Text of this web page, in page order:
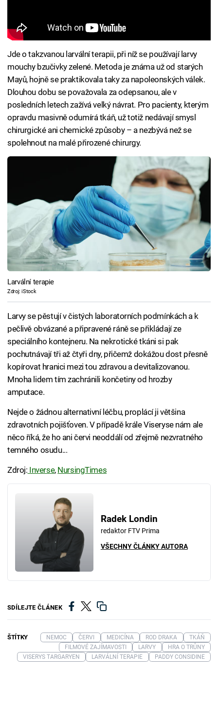
Jde o takzvanou larvální terapii, při níž se používají larvy
mouchy bzučivky zelené. Metoda je známa už od starých
Mayů, hojně se praktikovala taky za napoleonských válek.
Dlouhou dobu se považovala za odepsanou, ale v
posledních letech zažívá velký návrat. Pro pacienty, kterým
opravdu masivně odumírá tkáň, už totiž nedávají smysl
chirurgické ani chemické způsoby – a nezbývá než se
spolehnout na malé přirozené chirurgy.
Larvální terapie
Zdroj: iStock
Larvy se pěstují v čistých laboratorních podmínkách a k
pečlivě obvázané a připravené ráně se přikládají ze
speciálního kontejneru. Na nekrotické tkáni si pak
pochutnávají tři až čtyři dny, přičemž dokážou dost přesně
kopírovat hranici mezi tou zdravou a devitalizovanou.
Mnoha lidem tím zachránili končetiny od hrozby
amputace.
Nejde o žádnou alternativní léčbu, proplácí ji většina
zdravotních pojišťoven. V případě krále Viseryse nám ale
něco říká, že ho ani červi neoddálí od zřejmě nezvratného
temného osudu...
Zdroj: Inverse, NursingTimes
Radek Londin
redaktor FTV Prima
VŠECHNY ČLÁNKY AUTORA
SDÍLEJTE ČLÁNEK
ŠTÍTKY NEMOC ČERVI MEDICÍNA ROD DRAKA
TKÁŇ
FILMOVÉ ZAJÍMAVOSTI
LARVY
HRA O TRŮNY
VISERYS TARGARYEN
LARVÁLNÍ TERAPIE PADDY CONSIDINE